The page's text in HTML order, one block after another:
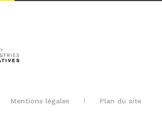
Mentions légales Plan du site